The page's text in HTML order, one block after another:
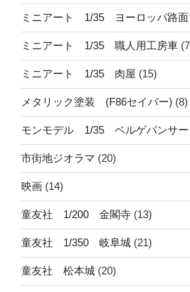
ミニアート 1/35 ヨーロッパ路面
ミニアート 1/35 職人用工房車
ミニアート 1/35 肉屋 (15)
メタリック塗装 (F86セイバー) (8)
モンモデル 1/35 ベルゲパンサー
市街地ジオラマ (20)
映画 (14)
童友社 1/200 金閣寺 (13)
童友社 1/350 岐阜城 (21)
童友社 松本城 (20)